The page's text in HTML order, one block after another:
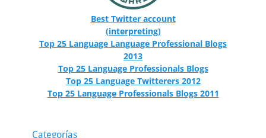
Best Twitter account
(interpreting)
Top 25 Language Language Professional Blogs
2013
Top 25 Language Professionals Blogs
Top 25 Language Twitterers 2012
Top 25 Language Professionals Blogs 2011
Categorías